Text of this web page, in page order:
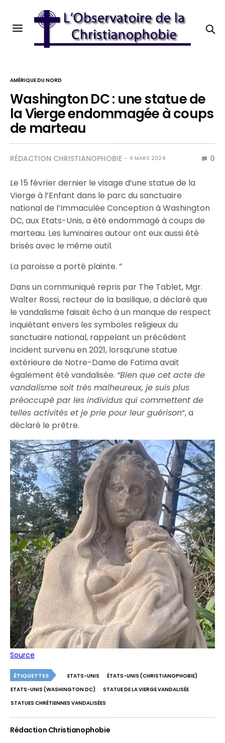
AMÉRIQUE DU NORD
Washington DC : une statue de
la Vierge endommagée à coups
de marteau
RÉDACTION CHRISTIANOPHOBIE 4 MARS 2024 0
Le 15 février dernier le visage d’une statue de la
Vierge à l’Enfant dans le parc du sanctuaire
national de l’Immaculée Conception à Washington
DC, aux Etats-Unis, a été endommagé à coups de
marteau. Les luminaires autour ont eux aussi été
brisés avec le même outil.
La paroisse a porté plainte. ”
Dans un communiqué repris par The Tablet, Mgr.
Walter Rossi, recteur de la basilique, a déclaré que
le vandalisme faisait écho à un manque de respect
inquiétant envers les symboles religieux du
sanctuaire national, rappelant un précédent
incident survenu en 2021, lorsqu’une statue
extérieure de Notre-Dame de Fatima avait
également été vandalisée. “Bien que cet acte de
vandalisme soit très malheureux, je suis plus
préoccupé par les individus qui commettent de
telles activités et je prie pour leur guérison“, a
déclaré le prêtre.
Source
ÉTIQUETTES ETATS-UNIS
ÉTATS-UNIS (CHRISTIANOPHOBIE)
ETATS-UNIS (WASHINGTON DC)
STATUE DE LA VIERGE VANDALISÉE
STATUES CHRÉTIENNES VANDALISÉES
Rédaction Christianophobie